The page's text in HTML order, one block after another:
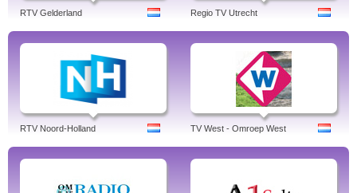
RTV Gelderland Regio TV Utrecht
RTV Noord-Holland TV West - Omroep West